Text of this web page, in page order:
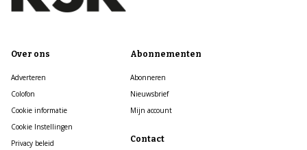
Over ons
Adverteren
Colofon
Cookie informatie
Cookie Instellingen
Privacy beleid
Abonnementen
Abonneren
Nieuwsbrief
Mijn account
Contact